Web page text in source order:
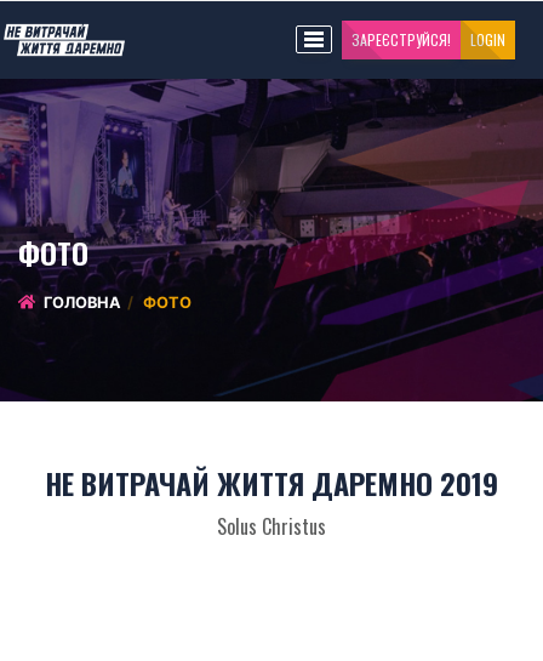
ЗАРЕЄСТРУЙСЯ! LOGIN
ФОТО
ГОЛОВНА ФОТО
НЕ ВИТРАЧАЙ ЖИТТЯ ДАРЕМНО 2019
Solus Christus